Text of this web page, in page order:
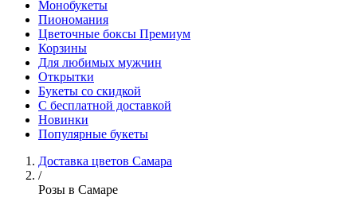
Монобукеты
Пиономания
Цветочные боксы Премиум
Корзины
Для любимых мужчин
Открытки
Букеты со скидкой
С бесплатной доставкой
Новинки
Популярные букеты
Доставка цветов Самара
/
Розы в Самаре